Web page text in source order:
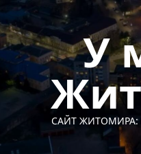
Перейти
до
вмісту
У
САЙТ ЖИТОМИРА: